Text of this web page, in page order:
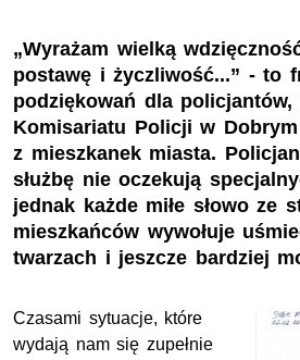
„Wyrażam wielką
postawę i życzliwość...” - to
podziękowań dla policjantów,
Komisariatu Policji w
z mieszkanek miasta.
służbę nie oczekują
jednak każde miłe słowo ze
mieszkańców wywołuje
twarzach i jeszcze bardziej
Czasami sytuacje, które
wydają nam się zupełnie